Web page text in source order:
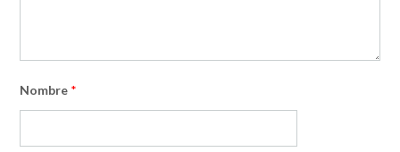
Nombre *